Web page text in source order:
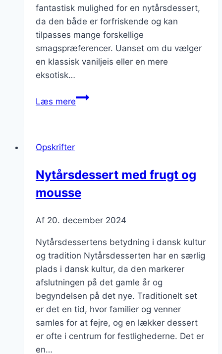
fantastisk mulighed for en nytårsdessert,
da den både er forfriskende og kan
tilpasses mange forskellige
smagspræferencer. Uanset om du vælger
en klassisk vaniljeis eller en mere
eksotisk…
Læs mereNytårsdessert
Opskrifter
Nytårsdessert med frugt og
mousse
Af 20. december 2024
Nytårsdessertens betydning i dansk kultur
og tradition Nytårsdesserten har en særlig
plads i dansk kultur, da den markerer
afslutningen på det gamle år og
begyndelsen på det nye. Traditionelt set
er det en tid, hvor familier og venner
samles for at fejre, og en lækker dessert
er ofte i centrum for festlighederne. Det er
en…